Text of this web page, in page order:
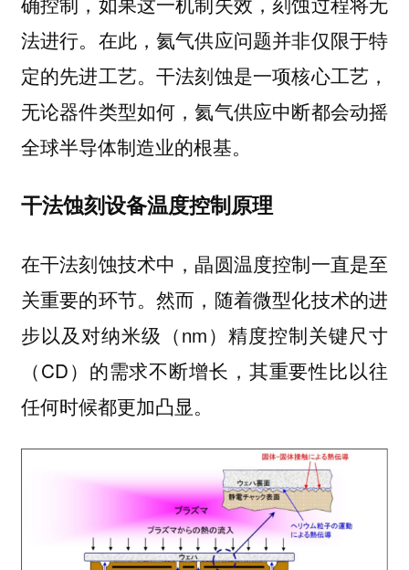
法进行。在此，氦气供应问题并非仅限于特
定的先进工艺。干法刻蚀是一项核心工艺，
无论器件类型如何，氦气供应中断都会动摇
全球半导体制造业的根基。
干法蚀刻设备温度控制原理
在干法刻蚀技术中，晶圆温度控制一直是至
关重要的环节。然而，随着微型化技术的进
步以及对纳米级（nm）精度控制关键尺寸
（CD）的需求不断增长，其重要性比以往
任何时候都更加凸显。